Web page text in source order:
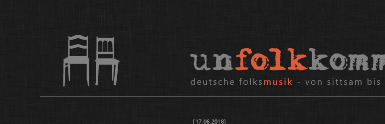
[17.06.2018]